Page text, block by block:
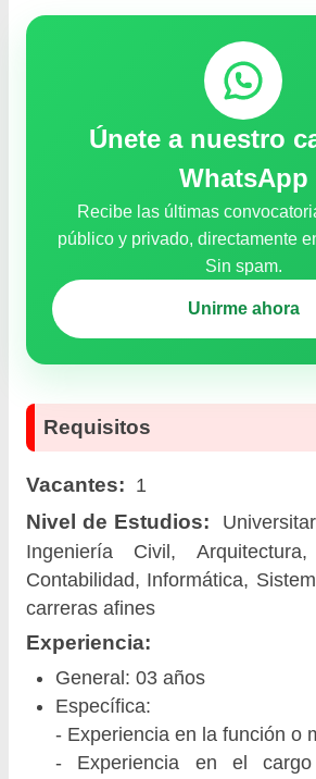
Únete a nuestro
WhatsApp
Recibe las últimas
público y privado, directamente
Sin spam.
Unirme ahora
Requisitos
Vacantes: 1
Nivel de Estudios:
Ingeniería Civil, Arquitectura,
Contabilidad, Informática,
carreras afines
Experiencia:
General: 03 años
Específica:
- Experiencia en la función o
- Experiencia en el